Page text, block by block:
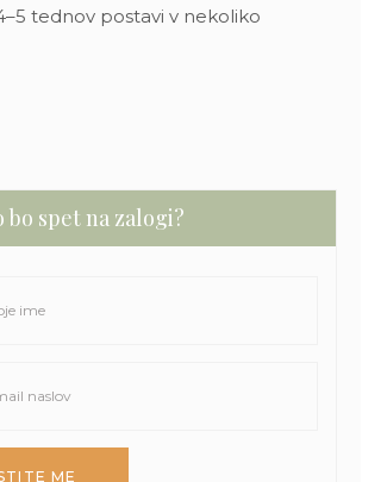
tednov postavi v nekoliko
bo spet na zalogi?